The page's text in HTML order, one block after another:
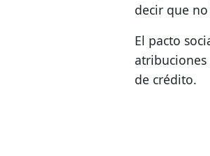
decir que
El pacto
de crédito.